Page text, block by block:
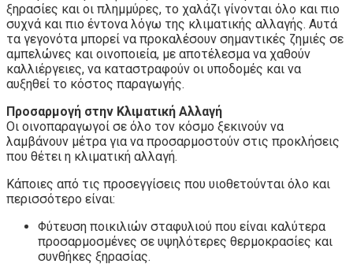
ξηρασίες και οι πλημμύρες, το χαλάζι γίνονται όλο και πιο
συχνά και πιο έντονα λόγω της κλιματικής αλλαγής. Αυτά
τα γεγονότα μπορεί να προκαλέσουν σημαντικές ζημιές σε
αμπελώνες και οινοποιεία, με αποτέλεσμα να χαθούν
καλλιέργειες, να καταστραφούν οι υποδομές και να
αυξηθεί το κόστος παραγωγής.
Προσαρμογή στην Κλιματική Αλλαγή
Οι οινοπαραγωγοί σε όλο τον κόσμο ξεκινούν να
λαμβάνουν μέτρα για να προσαρμοστούν στις προκλήσεις
που θέτει η κλιματική αλλαγή.
Κάποιες από τις προσεγγίσεις που υιοθετούνται όλο και
περισσότερο είναι:
Φύτευση ποικιλιών σταφυλιού που είναι καλύτερα
προσαρμοσμένες σε υψηλότερες θερμοκρασίες και
συνθήκες ξηρασίας.